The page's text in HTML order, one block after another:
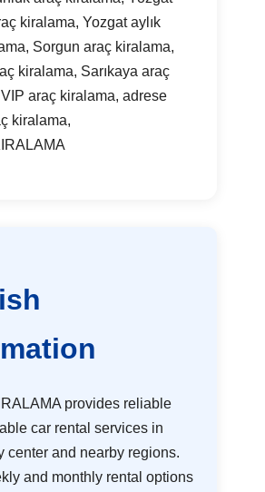
kiralama, Yozgat aylık
Sorgun araç kiralama,
kiralama, Sarıkaya araç
araç kiralama, adrese
kiralama,
provides reliable
car rental services in
center and nearby regions.
and monthly rental options